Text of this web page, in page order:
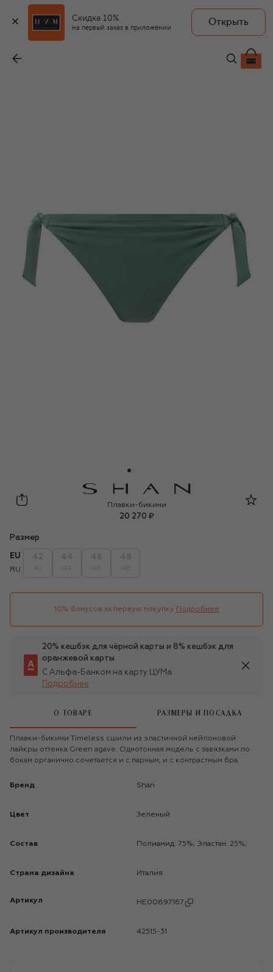
Скидка 10%
на первый заказ в приложении
Открыть
20 270 ₽
Shan
Плавки-бикини
20 270 ₽
Размер
EU
RU
10% бонусов за первую покупку Подробнее
20% кешбэк для чёрной карты и 8% кешбэк для
оранжевой карты
С Альфа-Банком на карту ЦУМа
Подробнее
О ТОВАРЕ РАЗМЕРЫ И ПОСАДКА
Плавки-бикини Timeless сшили из эластичной нейлоновой
лайкры оттенка Green agave. Однотонная модель с завязками по
бокам органично сочетается и с парным, и с контрастным бра.
Бренд Shan
Цвет Зеленый
Состав Полиамид: 75%; Эластан: 25%;
Страна дизайна Италия
Артикул HE00897167
Артикул производителя 42515-31